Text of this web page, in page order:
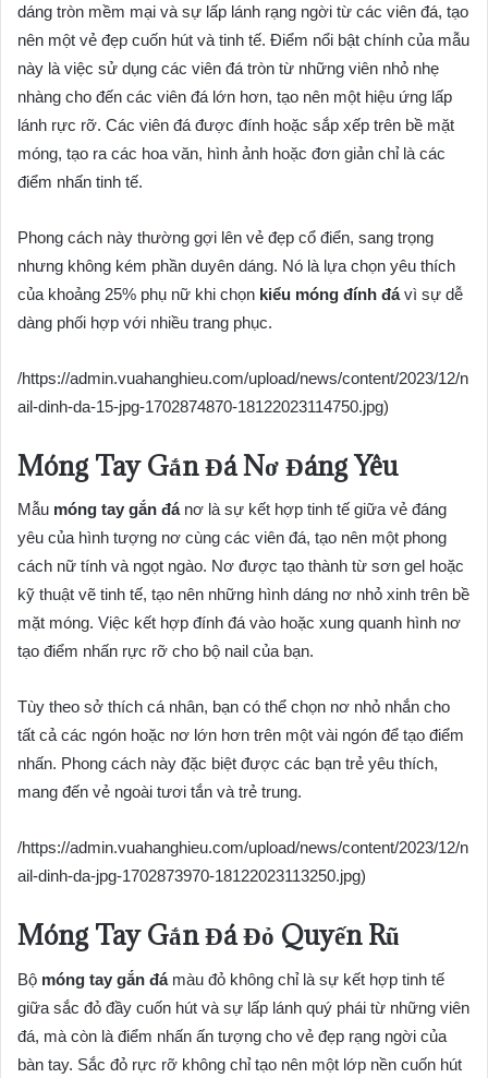
dáng tròn mềm mại và sự lấp lánh rạng ngời từ các viên đá, tạo
nên một vẻ đẹp cuốn hút và tinh tế. Điểm nổi bật chính của mẫu
này là việc sử dụng các viên đá tròn từ những viên nhỏ nhẹ
nhàng cho đến các viên đá lớn hơn, tạo nên một hiệu ứng lấp
lánh rực rỡ. Các viên đá được đính hoặc sắp xếp trên bề mặt
móng, tạo ra các hoa văn, hình ảnh hoặc đơn giản chỉ là các
điểm nhấn tinh tế.
Phong cách này thường gợi lên vẻ đẹp cổ điển, sang trọng
nhưng không kém phần duyên dáng. Nó là lựa chọn yêu thích
của khoảng 25% phụ nữ khi chọn kiểu móng đính đávì sự dễ
dàng phối hợp với nhiều trang phục.
/https://admin.vuahanghieu.com/upload/news/content/2023/12/n
ail-dinh-da-15-jpg-1702874870-18122023114750.jpg)
Móng Tay Gắn Đá Nơ Đáng Yêu
Mẫu móng tay gắn đánơ là sự kết hợp tinh tế giữa vẻ đáng
yêu của hình tượng nơ cùng các viên đá, tạo nên một phong
cách nữ tính và ngọt ngào. Nơ được tạo thành từ sơn gel hoặc
kỹ thuật vẽ tinh tế, tạo nên những hình dáng nơ nhỏ xinh trên bề
mặt móng. Việc kết hợp đính đá vào hoặc xung quanh hình nơ
tạo điểm nhấn rực rỡ cho bộ nail của bạn.
Tùy theo sở thích cá nhân, bạn có thể chọn nơ nhỏ nhắn cho
tất cả các ngón hoặc nơ lớn hơn trên một vài ngón để tạo điểm
nhấn. Phong cách này đặc biệt được các bạn trẻ yêu thích,
mang đến vẻ ngoài tươi tắn và trẻ trung.
/https://admin.vuahanghieu.com/upload/news/content/2023/12/n
ail-dinh-da-jpg-1702873970-18122023113250.jpg)
Móng Tay Gắn Đá Đỏ Quyến Rũ
Bộ móng tay gắn đámàu đỏ không chỉ là sự kết hợp tinh tế
giữa sắc đỏ đầy cuốn hút và sự lấp lánh quý phái từ những viên
đá, mà còn là điểm nhấn ấn tượng cho vẻ đẹp rạng ngời của
bàn tay. Sắc đỏ rực rỡ không chỉ tạo nên một lớp nền cuốn hút